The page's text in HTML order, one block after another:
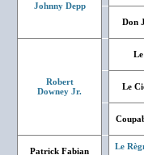
Johnny Depp
Don
Robert
Downey Jr.
Le
Patrick Fabian
Le